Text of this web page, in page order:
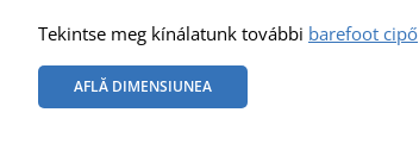
Tekintse meg kínálatunk további barefoot cipő
AFLĂ DIMENSIUNEA